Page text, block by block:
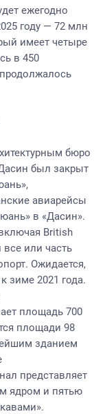
ежегодно
году — 72 млн
имеет четыре
в 450
бюро
был закрыт
авиарейсы
в «Дасин».
British
все или часть
Ожидается,
зиме 2021 года.
площадь 700
площади 98
зданием
представляет
ядром и пятью